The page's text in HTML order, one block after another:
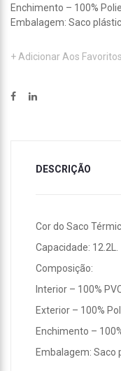
Enchimento – 100%
Embalagem: Saco
Adicionar Aos Favoritos
DESCRIÇÃO
Cor do Saco
Capacidade: 12.2L.
Composição:
Interior – 100%
Exterior – 100%
Enchimento –
Embalagem: Saco